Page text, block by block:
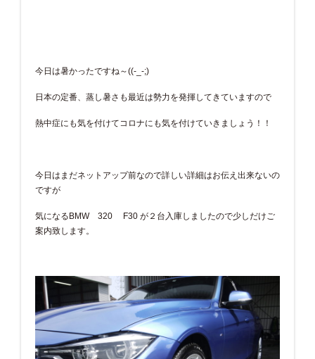
今日は暑かったですね～((-_-;)
日本の定番、蒸し暑さも最近は勢力を発揮してきていますので
熱中症にも気を付けてコロナにも気を付けていきましょう！！
今日はまだネットアップ前なので詳しい詳細はお伝え出来ないの
ですが
気になるBMW 320 F30 が２台入庫しましたので少しだけご
案内致します。